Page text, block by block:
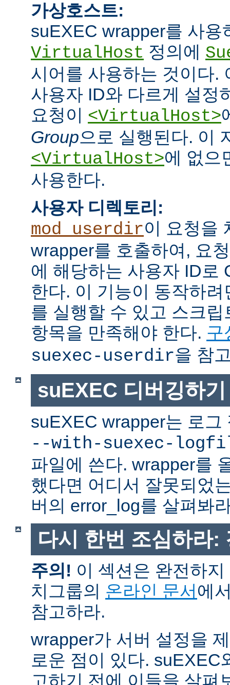
가상호스트:
suEXEC wrapper를 사용
VirtualHost 정의에
시어를 사용하는 것이다.
사용자 ID와 다르게 설정
요청이 <VirtualHost>
Group으로 실행된다. 이
<VirtualHost>에 없으
사용한다.
사용자 디렉토리:
mod_userdir이 요청을
wrapper를 호출하여, 요
에 해당하는 사용자 ID로
한다. 이 기능이 동작하
를 실행할 수 있고 스크
항목을 만족해야 한다. 구
suexec-userdir을 참
suEXEC 디버깅하기
suEXEC wrapper는 로그
--with-suexec-
파일에 쓴다. wrapper를
했다면 어디서 잘못되었
버의 error_log를 살펴봐
다시 한번 조심하라:
주의! 이 섹션은 완전하
치그룹의 온라인 문서에
참고하라.
wrapper가 서버 설정을
로운 점이 있다. suEXEC
고하기 전에 이들을 살펴